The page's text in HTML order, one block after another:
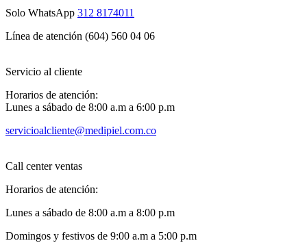
Solo WhatsApp 312 8174011
Línea de atención (604) 560 04 06
Servicio al cliente
Horarios de atención:
Lunes a sábado de 8:00 a.m a 6:00 p.m
servicioalcliente@medipiel.com.co
Call center ventas
Horarios de atención:
Lunes a sábado de 8:00 a.m a 8:00 p.m
Domingos y festivos de 9:00 a.m a 5:00 p.m